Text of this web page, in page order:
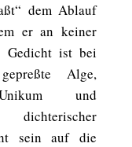
dem Ablauf
er an keiner
Gedicht ist bei
Alge,
und
dichterischer
sein auf die